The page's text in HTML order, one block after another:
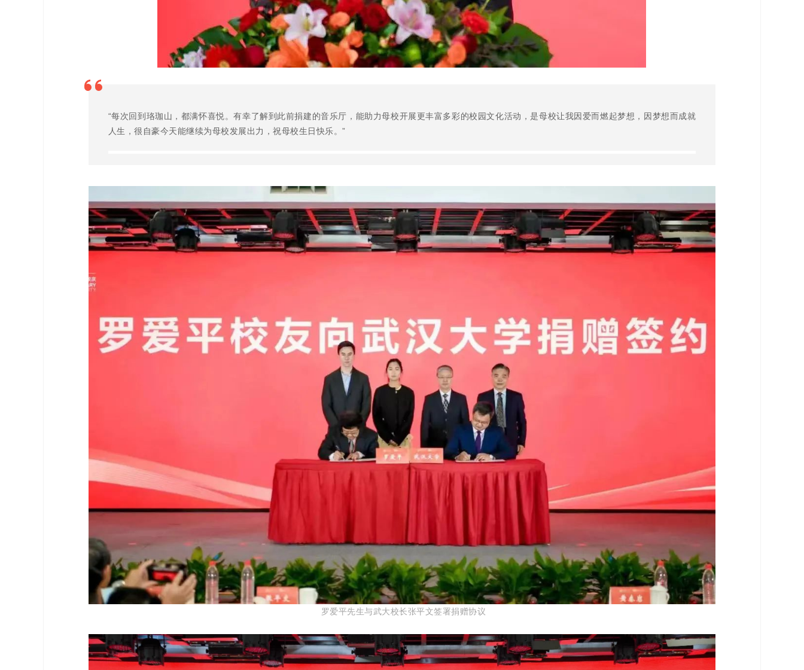
“每次回到珞珈山，都满怀喜悦。有幸了解到此前捐建的音乐厅，能助力母校开展更丰富多彩的校园文化活动，是母校让我因爱而燃起梦想，因梦想而成就
人生，很自豪今天能继续为母校发展出力，祝母校生日快乐。”
罗爱平先生与武大校长张平文签署捐赠协议